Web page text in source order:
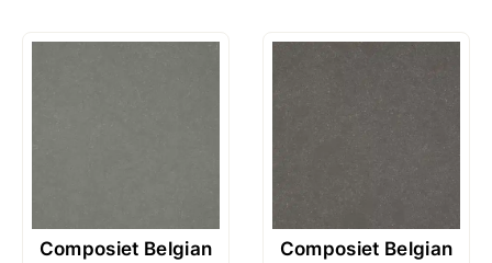
Composiet Belgian
Composiet Belgian